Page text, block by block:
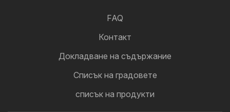
FAQ
Контакт
Докладване на съдържание
Cписък на градовете
списък на продукти